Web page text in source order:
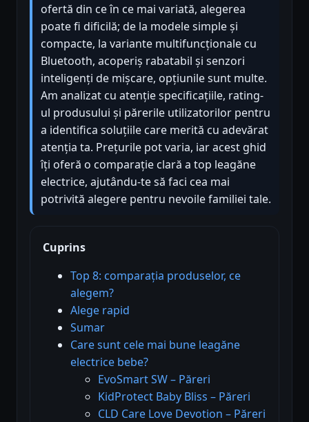
ofertă din ce în ce mai variată, alegerea
poate fi dificilă; de la modele simple și
compacte, la variante multifuncționale cu
Bluetooth, acoperiș rabatabil și senzori
inteligenți de mișcare, opțiunile sunt multe.
Am analizat cu atenție specificațiile, rating-
ul produsului și părerile utilizatorilor pentru
a identifica soluțiile care merită cu adevărat
atenția ta. Prețurile pot varia, iar acest ghid
îți oferă o comparație clară a top leagăne
electrice, ajutându-te să faci cea mai
potrivită alegere pentru nevoile familiei tale.
Cuprins
Top 8: comparația produselor, ce
alegem?
Alege rapid
Sumar
Care sunt cele mai bune leagăne
electrice bebe?
EvoSmart SW – Păreri
KidProtect Baby Bliss – Păreri
CLD Care Love Devotion – Păreri